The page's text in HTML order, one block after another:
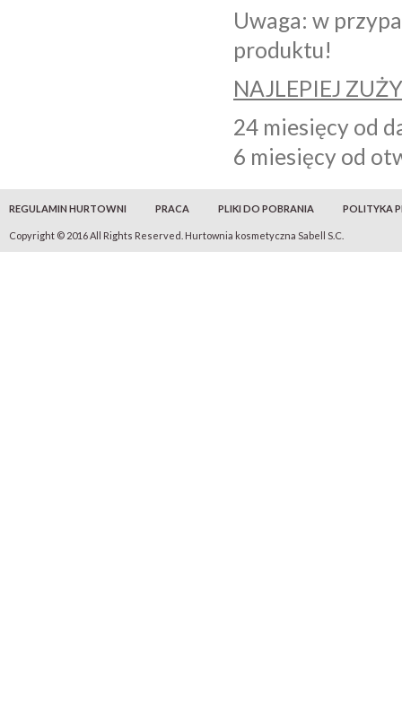
Uwaga: w
produktu!
NAJLEPIEJ
24 miesięcy od
6 miesięcy od
REGULAMIN HURTOWNI PRACA PLIKI DO POBRANIA POLITYKA
Copyright © 2016 All Rights Reserved. Hurtownia kosmetyczna Sabell S.C.